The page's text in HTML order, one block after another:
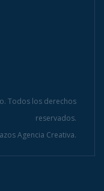
Todos los derechos
reservados.
Agencia Creativa.